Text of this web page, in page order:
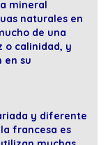
mineral
naturales en
de una
o calinidad, y
en su
y diferente
francesa es